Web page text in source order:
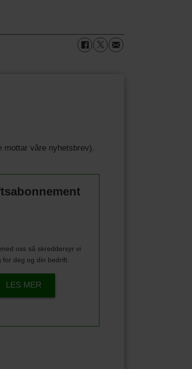
mottar våre nyhetsbrev).
oss så skreddersyr vi
for deg og din bedrift.
LES MER